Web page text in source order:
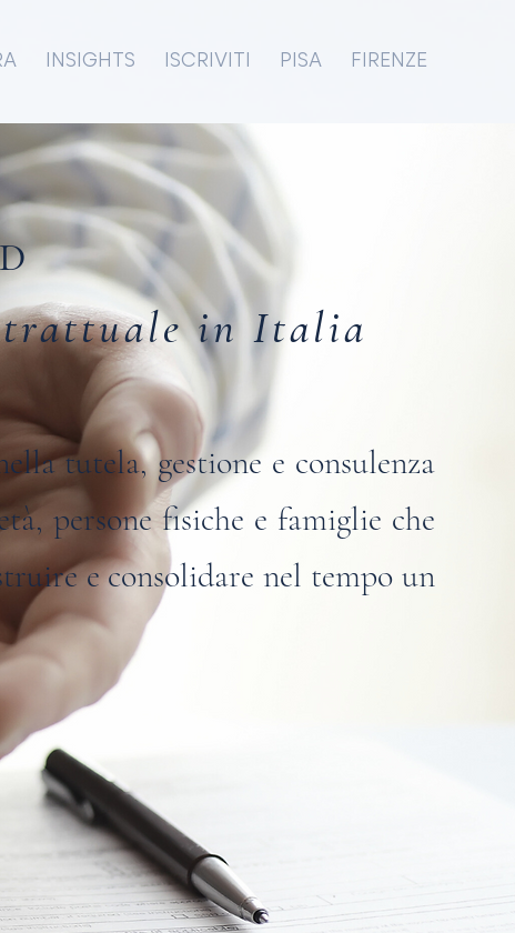
INSIGHTS ISCRIVITI PISA FIRENZE
in Italia
tutela, gestione e consulenza
persone fisiche e famiglie che
e consolidare nel tempo un